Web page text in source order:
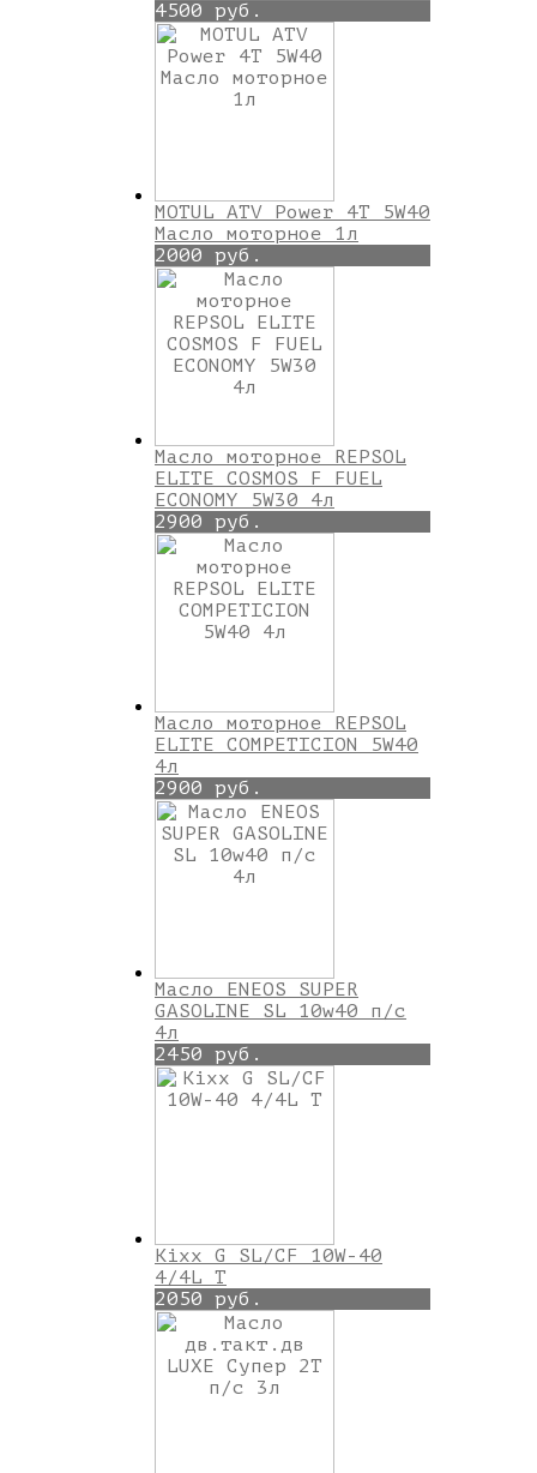
4500 руб.
MOTUL ATV Power 4T 5W40
Масло моторное 1л
2000 руб.
Масло моторное REPSOL
ELITE COSMOS F FUEL
ECONOMY 5W30 4л
2900 руб.
Масло моторное REPSOL
ELITE COMPETICION 5W40
4л
2900 руб.
Масло ENEOS SUPER
GASOLINE SL 10w40 п/с
4л
2450 руб.
Kixx G SL/CF 10W-40
4/4L T
2050 руб.